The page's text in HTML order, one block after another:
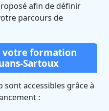
afin de définir
parcours de
votre formation
Sartoux
accessibles grâce à
: